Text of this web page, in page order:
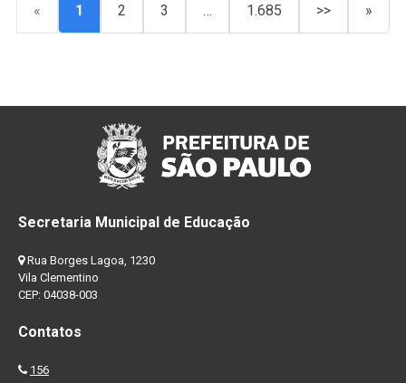
« 1 2 3 … 1.685 >> »
Secretaria Municipal de Educação
Rua Borges Lagoa, 1230
Vila Clementino
CEP: 04038-003
Contatos
156